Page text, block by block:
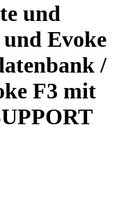
und
Evoke
/
F3 mit